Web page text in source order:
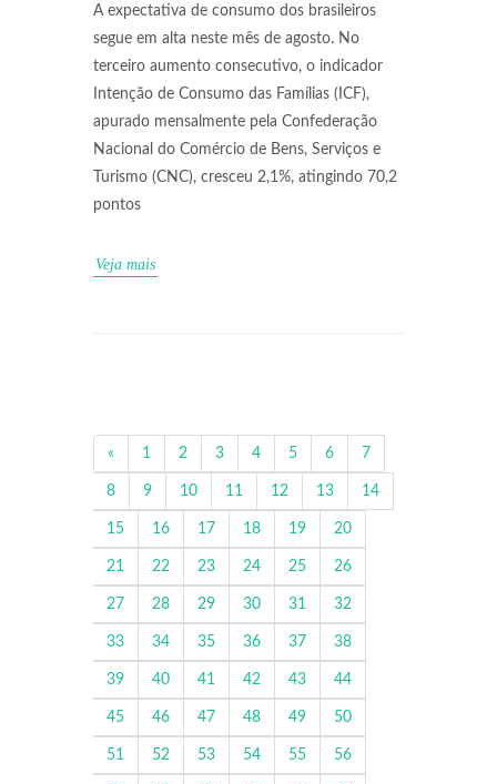
A expectativa de consumo dos brasileiros
segue em alta neste mês de agosto. No
terceiro aumento consecutivo, o indicador
Intenção de Consumo das Famílias (ICF),
apurado mensalmente pela Confederação
Nacional do Comércio de Bens, Serviços e
Turismo (CNC), cresceu 2,1%, atingindo 70,2
pontos
Veja mais
« 1 2 3 4 5 6 7
8 9 10 11 12 13 14
15 16 17 18 19 20
21 22 23 24 25 26
27 28 29 30 31 32
33 34 35 36 37 38
39 40 41 42 43 44
45 46 47 48 49 50
51 52 53 54 55 56